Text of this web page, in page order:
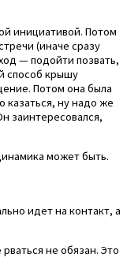
инициативой. Потом
(иначе сразу
— подойти позвать,
способ крышу
Потом она была
казаться, ну надо же
заинтересовался,
может быть.
идет на контакт, а
не обязан. Это